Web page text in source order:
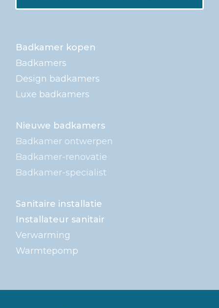
Badkamer kopen
Badkamers
Design badkamers
Luxe badkamers
Nieuwe badkamers
Badkamer ontwerpen
Badkamer-renovatie
Badkamer-specialist
Sanitaire installatie
Installateur sanitair
Verwarming
Warmtepomp